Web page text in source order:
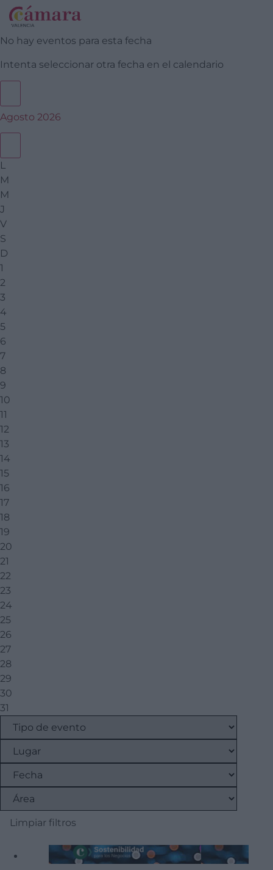
No hay eventos para esta fecha
Intenta seleccionar otra fecha en el calendario
Agosto 2026
L
M
M
J
V
S
D
1
2
3
4
5
6
7
8
9
10
11
12
13
14
15
16
17
18
19
20
21
22
23
24
25
26
27
28
29
30
31
Limpiar filtros